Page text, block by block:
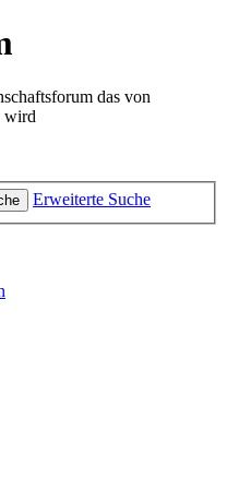
das von
wird
Erweiterte Suche